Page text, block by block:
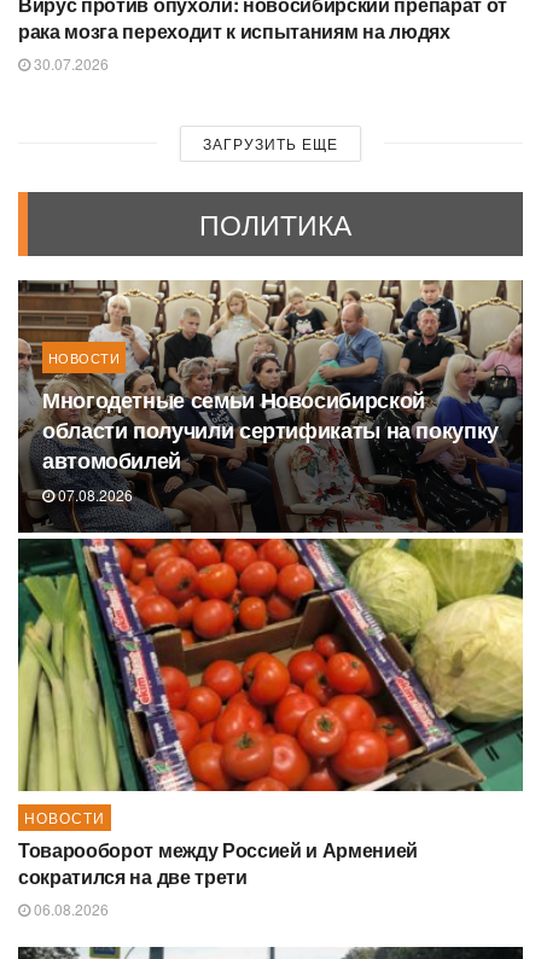
рака мозга переходит к испытаниям на людях
30.07.2026
ЗАГРУЗИТЬ ЕЩЕ
ПОЛИТИКА
НОВОСТИ
Многодетные семьи Новосибирской
области получили сертификаты на покупку
автомобилей
07.08.2026
НОВОСТИ
Товарооборот между Россией и Арменией
сократился на две трети
06.08.2026